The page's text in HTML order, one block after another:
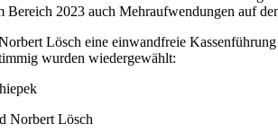
2023 auch Mehraufwendungen auf
Lösch eine einwandfreie
wurden wiedergewählt:
Norbert Lösch